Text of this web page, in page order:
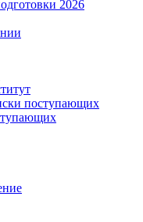
2026
поступающих